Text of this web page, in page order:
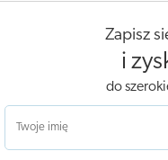
Zapisz
i
do